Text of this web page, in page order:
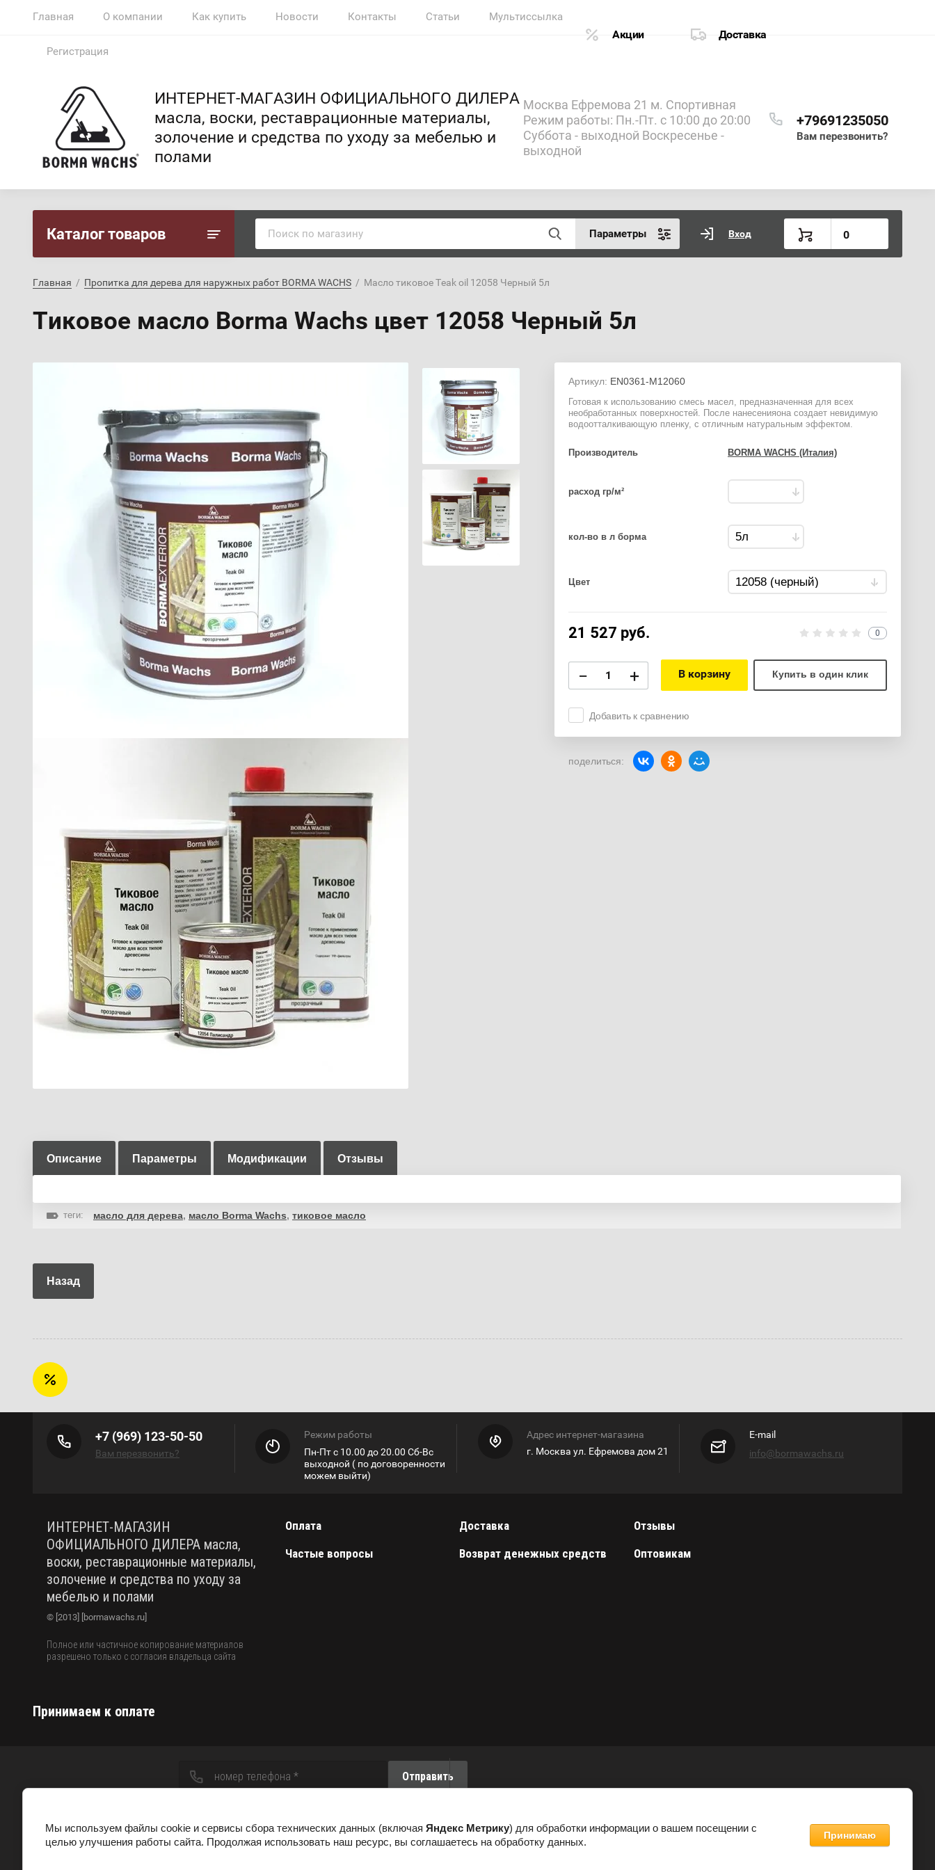
Главная О компании Как купить Новости Контакты Статьи Мультиссылка
Регистрация
Акции Доставка
ИНТЕРНЕТ-МАГАЗИН ОФИЦИАЛЬНОГО ДИЛЕРА
масла, воски, реставрационные материалы,
золочение и средства по уходу за мебелью и
полами
Москва Ефремова 21 м. Спортивная
Режим работы: Пн.-Пт. с 10:00 до 20:00
Суббота - выходной Воскресенье -
выходной
+79691235050
Вам перезвонить?
Каталог товаров Параметры Вход 0
Главная
  /
Пропитка для дерева для наружных работ BORMA WACHS
  /  Масло тиковое Teak oil 12058 Черный 5л
Тиковое масло Borma Wachs цвет 12058 Черный 5л
Артикул: EN0361-M12060
Готовая к использованию смесь масел, предназначенная для всех
необработанных поверхностей. После нанесенияона создает невидимую
водоотталкивающую пленку, с отличным натуральным эффектом.
Производитель BORMA WACHS (Италия)
расход гр/м²
кол-во в л борма
Цвет
21 527 руб. 0
− + В корзину Купить в один клик
Добавить к сравнению
поделиться:
Описание Параметры Модификации Отзывы
теги: масло для дерева, масло Borma Wachs, тиковое масло
Назад
+7 (969) 123-50-50
Вам перезвонить?
Режим работы
Пн-Пт с 10.00 до 20.00 Сб-Вс
выходной ( по договоренности
можем выйти)
Адрес интернет-магазина
г. Москва ул. Ефремова дом 21
E-mail
info@bormawachs.ru
ИНТЕРНЕТ-МАГАЗИН
ОФИЦИАЛЬНОГО ДИЛЕРА масла,
воски, реставрационные материалы,
золочение и средства по уходу за
мебелью и полами
© [2013] [bormawachs.ru]
Полное или частичное копирование материалов
разрешено только с согласия владельца сайта
Оплата Доставка
Отзывы
Частые вопросы
Возврат денежных средств Оптовикам
Принимаем к оплате
вами в ближайшее время
обработку персональных данных в
соответствии сполитикой
конфиденциальности
Отправить
Мы используем файлы cookie и сервисы сбора технических данных (включая Яндекс Метрику) для обработки информации о вашем посещении с
целью улучшения работы сайта. Продолжая использовать наш ресурс, вы соглашаетесь на обработку данных.
Принимаю